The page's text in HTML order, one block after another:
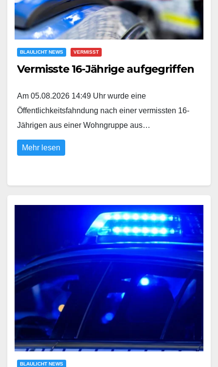
BLAULICHT NEWS VERMISST
Vermisste 16-Jährige aufgegriffen
Am 05.08.2026 14:49 Uhr wurde eine
Öffentlichkeitsfahndung nach einer vermissten 16-
Jährigen aus einer Wohngruppe aus…
Mehr lesen
BLAULICHT NEWS